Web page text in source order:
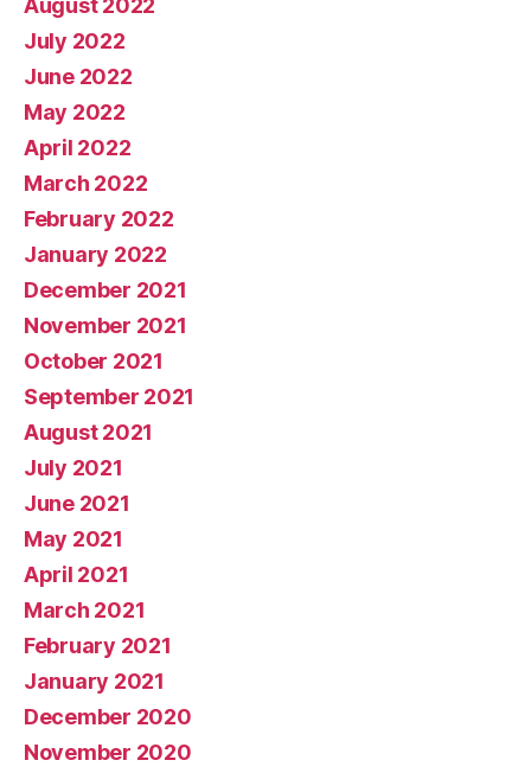
August 2022
July 2022
June 2022
May 2022
April 2022
March 2022
February 2022
January 2022
December 2021
November 2021
October 2021
September 2021
August 2021
July 2021
June 2021
May 2021
April 2021
March 2021
February 2021
January 2021
December 2020
November 2020